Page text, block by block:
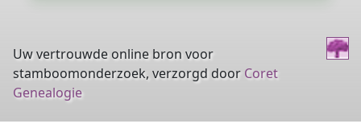
Uw vertrouwde online bron voor
stamboomonderzoek, verzorgd door Coret
Genealogie